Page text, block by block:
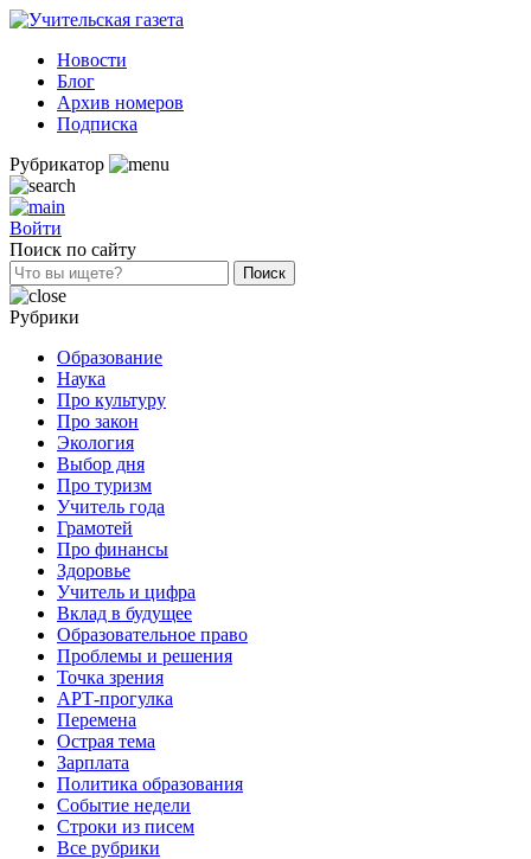
Новости
Блог
Архив номеров
Подписка
Рубрикатор
Войти
Поиск по сайту
Рубрики
Образование
Наука
Про культуру
Про закон
Экология
Выбор дня
Про туризм
Учитель года
Грамотей
Про финансы
Здоровье
Учитель и цифра
Вклад в будущее
Образовательное право
Проблемы и решения
Точка зрения
АРТ-прогулка
Перемена
Острая тема
Зарплата
Политика образования
Событие недели
Строки из писем
Все рубрики